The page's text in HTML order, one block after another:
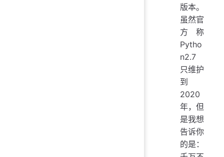
版本。
虽然官
方称
Pytho
n2.7
只维护
到
2020
年，但
是我想
告诉你
的是：